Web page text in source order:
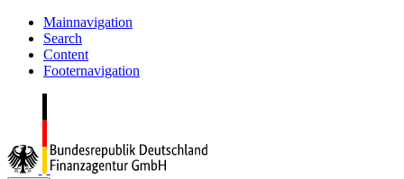
Mainnavigation
Search
Content
Footernavigation